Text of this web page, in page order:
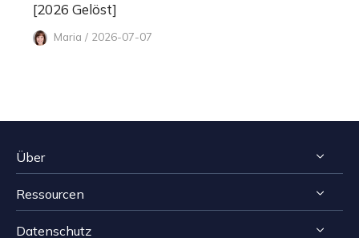
[2026 Gelöst]
Maria / 2026-07-07
Über
Impressum
Reviews & Awards
Ressourcen
Datenschutz